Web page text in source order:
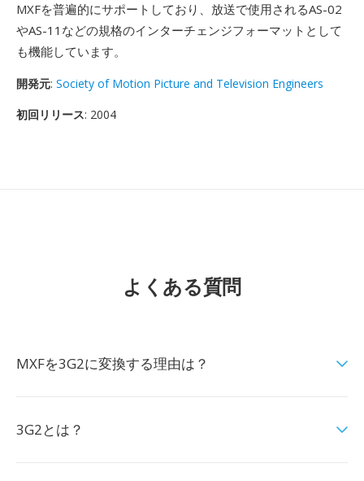
MXFを普遍的にサポートしており、放送で使用されるAS-02
やAS-11などの規格のインターチェンジフォーマットとして
も機能しています。
開発元: Society of Motion Picture and Television Engineers
初回リリース: 2004
よくある質問
MXFを3G2に変換する理由は？
3G2とは？